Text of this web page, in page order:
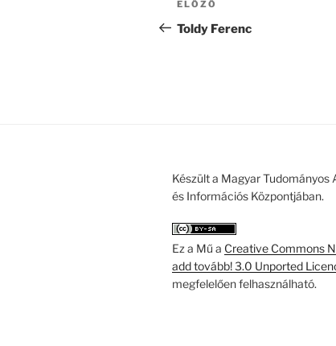
navigáció
Korábbi
bejegyzés
ELŐZŐ
Toldy Ferenc
Készült a Magyar Tudományos
és Információs Központjában.
Ez a Mű a Creative Commons
add tovább! 3.0 Unported
megfelelően felhasználható.